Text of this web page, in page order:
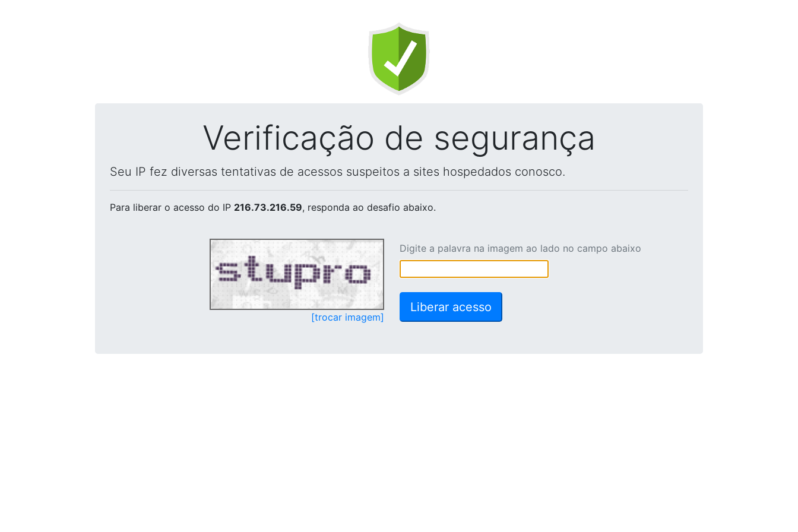
Verificação de segurança
Seu IP fez diversas tentativas de acessos suspeitos a sites hospedados conosco.
Para liberar o acesso do IP 216.73.216.59, responda ao desafio abaixo.
[trocar imagem]
Digite a palavra na imagem ao lado no campo abaixo